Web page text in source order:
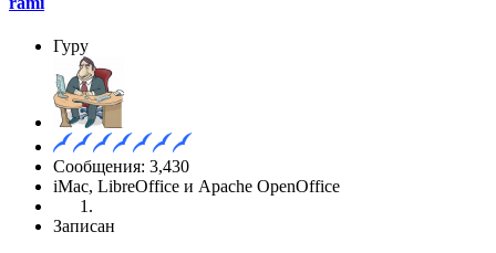
Гуру
Сообщения: 3,430
iMac, LibreOffice и Apache OpenOffice
Записан